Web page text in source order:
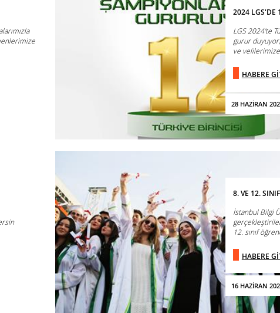
28 HAZİRAN
2024 LGS'DE
LGS 2024'te
gurur
ve
HABERE
16 HAZİRAN
8. VE 12.
İstanbul Bilgi
12. sınıf
HABERE